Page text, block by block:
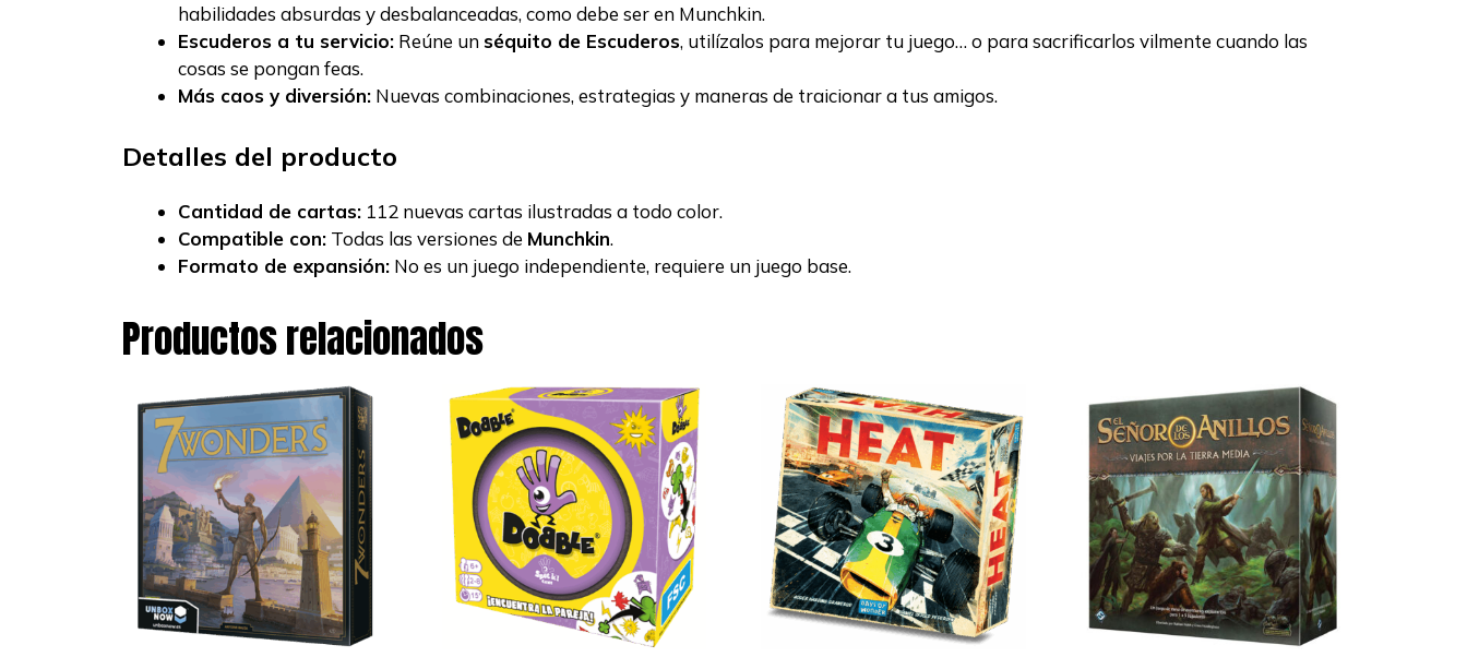
habilidades absurdas y desbalanceadas, como debe ser en Munchkin.
Escuderos a tu servicio: Reúne unséquito de Escuderos, utilízalos para mejorar tu juego… o para sacrificarlos vilmente cuando las
cosas se pongan feas.
Más caos y diversión: Nuevas combinaciones, estrategias y maneras de traicionar a tus amigos.
Detalles del producto
Cantidad de cartas: 112 nuevas cartas ilustradas a todo color.
Compatible con: Todas las versiones de Munchkin.
Formato de expansión: No es un juego independiente, requiere un juego base.
Productos relacionados